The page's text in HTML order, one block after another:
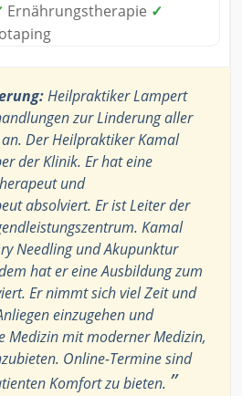
Ernährungstherapie ✓
Heilpraktiker Lampert
zur Linderung aller
Der Heilpraktiker Kamal
der Klinik. Er hat eine
und
absolviert. Er ist Leiter der
Kamal
Needling und Akupunktur
hat er eine Ausbildung zum
Er nimmt sich viel Zeit und
einzugehen und
Medizin mit moderner Medizin,
Online-Termine sind
Komfort zu bieten. ”